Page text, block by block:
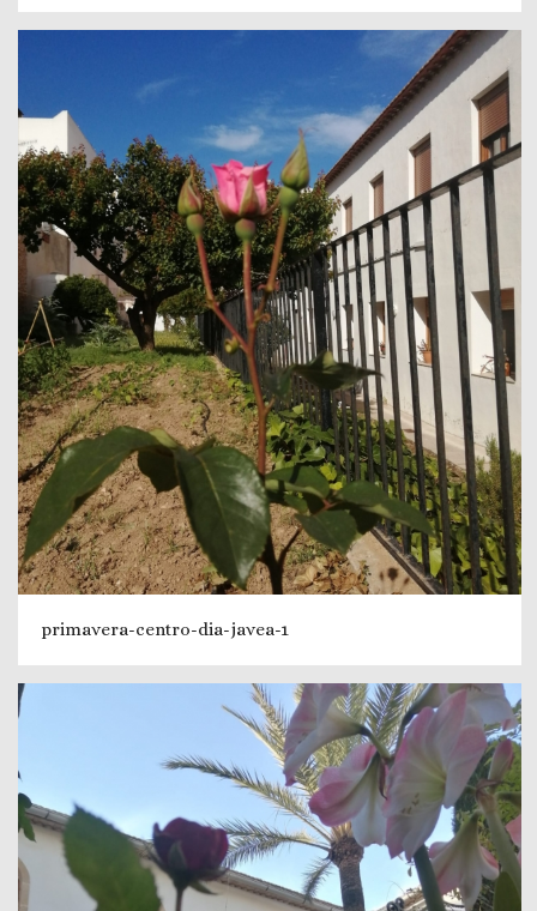
primavera-centro-dia-javea-1